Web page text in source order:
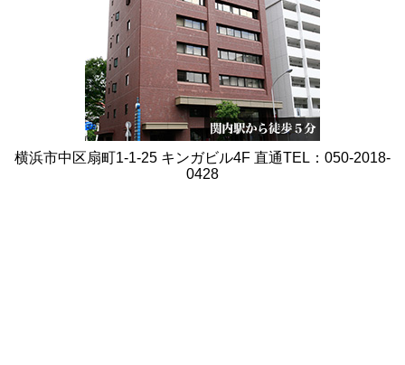
横浜市中区扇町1-1-25 キンガビル4F 直通TEL：050-2018-
0428